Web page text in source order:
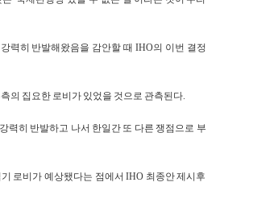
력히 반발해왔음을 감안할 때 IHO의 이번 결정
의 집요한 로비가 있었을 것으로 관측된다.
력히 반발하고 나서 한일간 또 다른 쟁점으로 부
로비가 예상됐다는 점에서 IHO 최종안 제시후